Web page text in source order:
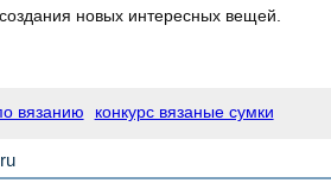
новых интересных вещей.
вязанию конкурс вязаные сумки